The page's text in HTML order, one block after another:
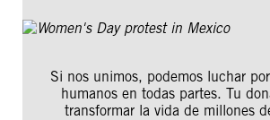
Si nos unimos, podemos luchar
humanos en todas partes. Tu
transformar la vida de millones